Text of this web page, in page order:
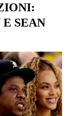
SEAN